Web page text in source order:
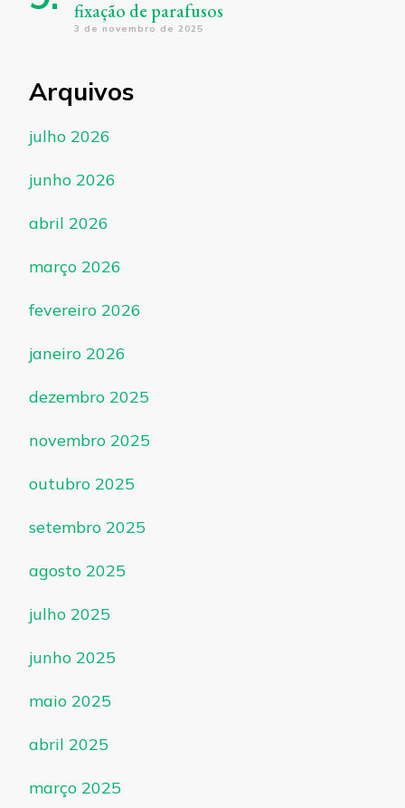
fixação de parafusos
3 de novembro de 2025
Arquivos
julho 2026
junho 2026
abril 2026
março 2026
fevereiro 2026
janeiro 2026
dezembro 2025
novembro 2025
outubro 2025
setembro 2025
agosto 2025
julho 2025
junho 2025
maio 2025
abril 2025
março 2025